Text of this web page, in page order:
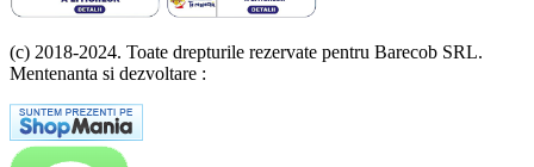
(c) 2018-2024. Toate drepturile rezervate pentru Barecob SRL.
Mentenanta si dezvoltare :